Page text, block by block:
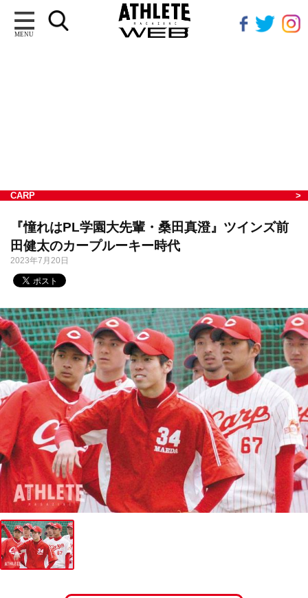
MENU
CARP
『憧れはPL学園大先輩・桑田真澄』ツインズ前
田健太のカープルーキー時代
2023年7月20日